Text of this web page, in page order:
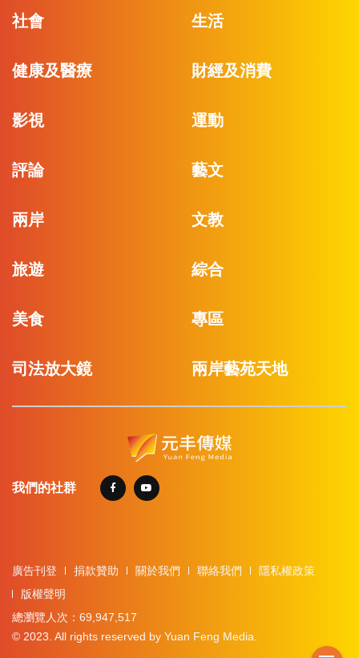
社會 生活
健康及醫療 財經及消費
影視 運動
評論 藝文
兩岸 文教
旅遊 綜合
美食 專區
司法放大鏡 兩岸藝苑天地
我們的社群
廣告刊登 捐款贊助 關於我們 聯絡我們
隱私權政策
版權聲明
總瀏覽人次：69,947,517
© 2023. All rights reserved by Yuan Feng Media.